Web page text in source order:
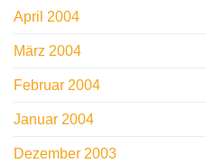
April 2004
März 2004
Februar 2004
Januar 2004
Dezember 2003